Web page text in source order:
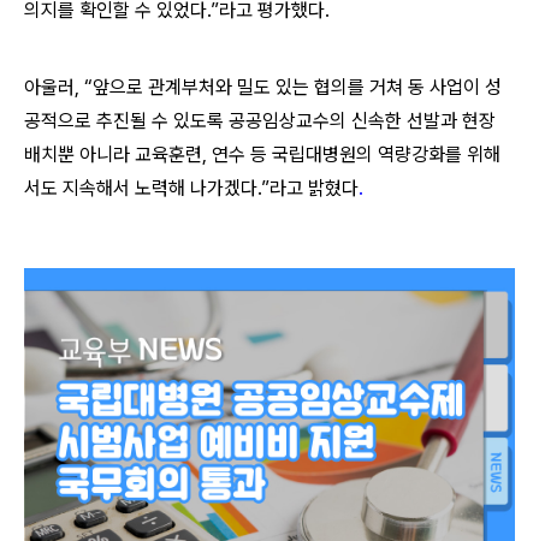
의지를 확인할 수 있었다.”라고 평가했다.
아울러, “앞으로 관계부처와 밀도 있는 협의를 거쳐 동 사업이 성
공적으로 추진될 수 있도록 공공임상교수의 신속한 선발과 현장
배치뿐 아니라 교육훈련, 연수 등 국립대병원의 역량강화를 위해
서도 지속해서 노력해 나가겠다.”라고 밝혔다.